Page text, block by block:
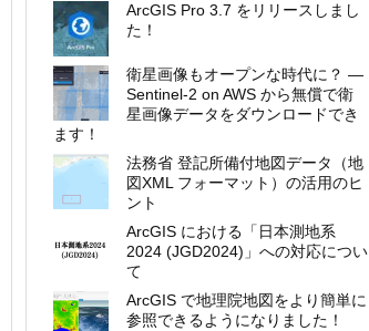
ArcGIS Pro 3.7 をリリースしまし
た！
衛星画像もオープンな時代に？ ―
Sentinel-2 on AWS から無償で衛
星画像データをダウンロードでき
ます！
法務省 登記所備付地図データ（地
図XML フォーマット）の活用のヒ
ント
ArcGIS における「日本測地系
2024 (JGD2024)」への対応につい
て
ArcGIS で地理院地図をより簡単に
参照できるようになりました！